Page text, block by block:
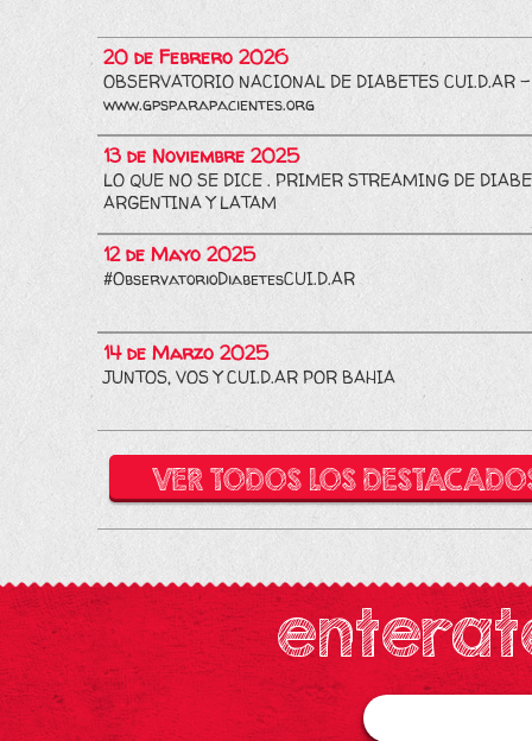
20 de Febrero 2026
OBSERVATORIO NACIONAL DE DIABETES CUI.D.AR -
www.gpsparapacientes.org
13 de Noviembre 2025
LO QUE NO SE DICE . PRIMER STREAMING DE
ARGENTINA Y LATAM
12 de Mayo 2025
#ObservatorioDiabetesCUI.D.AR
14 de Marzo 2025
JUNTOS, VOS Y CUI.D.AR POR BAHIA
VER TODOS LOS